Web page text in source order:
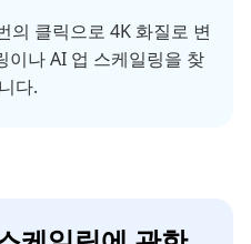
의 클릭으로 4K 화질로 변
이나 AI 업 스케일링을 찾
다.